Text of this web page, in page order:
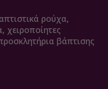
ρούχα,
βάπτισης